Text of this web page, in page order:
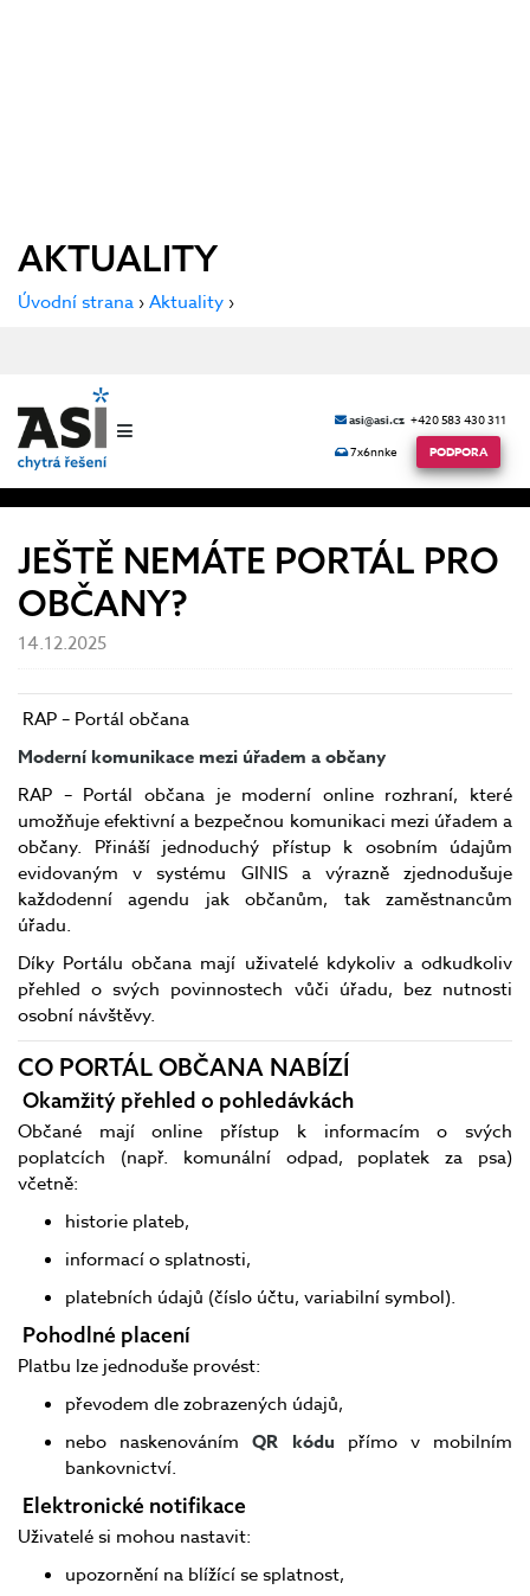
AKTUALITY
Úvodní strana ›Aktuality ›
asi@asi.cz
7x6nnke
+420 583 430 311
PODPORA
JEŠTĚ NEMÁTE PORTÁL PRO
OBČANY?
14.12.2025
RAP – Portál občana
Moderní komunikace mezi úřadem a občany
RAP – Portál občana je moderní online rozhraní, které
umožňuje efektivní a bezpečnou komunikaci mezi úřadem a
občany. Přináší jednoduchý přístup k osobním údajům
evidovaným v systému GINIS a výrazně zjednodušuje
každodenní agendu jak občanům, tak zaměstnancům
úřadu.
Díky Portálu občana mají uživatelé kdykoliv a odkudkoliv
přehled o svých povinnostech vůči úřadu, bez nutnosti
osobní návštěvy.
CO PORTÁL OBČANA NABÍZÍ
Okamžitý přehled o pohledávkách
Občané mají online přístup k informacím o svých
poplatcích (např. komunální odpad, poplatek za psa)
včetně:
historie plateb,
informací o splatnosti,
platebních údajů (číslo účtu, variabilní symbol).
Pohodlné placení
Platbu lze jednoduše provést:
převodem dle zobrazených údajů,
nebo naskenovánímQR kódu přímo v mobilním
bankovnictví.
Elektronické notifikace
Uživatelé si mohou nastavit:
upozornění na blížící se splatnost,